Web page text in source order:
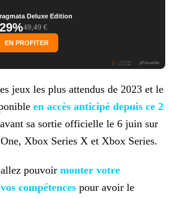
Deluxe Edition
49,49 €
EN PROFITER
jeux les plus attendus de 2023 et le
en accès anticipé depuis ce 2
avant sa sortie officielle le 6 juin sur
Xbox Series X et Xbox Series.
pouvoir monter votre
compétences pour avoir le